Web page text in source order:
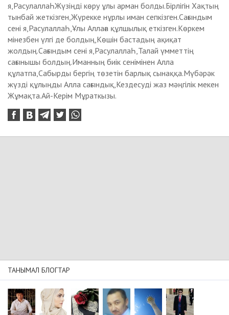
я,РасулаллаҺЖүзіңді көру ұлы арман болды.Бірлігін Хақтың
тынбай жеткізген,Жүрекке нұрлы иман сепкізген.Сағындым
сені я,РасулаллаҺ,Ұлы Аллаға құлшылық еткізген.Көркем
мінезбен үлгі де болдың,Көшін бастадың ақиқат
жолдың.Сағындым сені я,РасулаллаҺ,Талай үмметтің
сағынышы болдың.Иманның биік сенімінен Алла
құлатпа,Сабырды бергің төзетін барлық сынаққа.Мүбәрәк
жүзді құлыңды Алла сағындық,Кездесуді жаз мәңгілік мекен
Жұмақта.Ай-Керім Мұраткызы.
ТАНЫМАЛ БЛОГТАР